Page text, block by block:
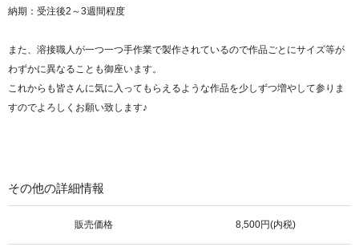
納期：受注後2～3週間程度
また、溶接職人が一つ一つ手作業で製作されているので作品ごとにサイズ等が
わずかに異なることも御座います。
これからも皆さんに気に入ってもらえるような作品を少しずつ増やして参りま
すのでよろしくお願い致します♪
その他の詳細情報
販売価格 8,500円(内税)